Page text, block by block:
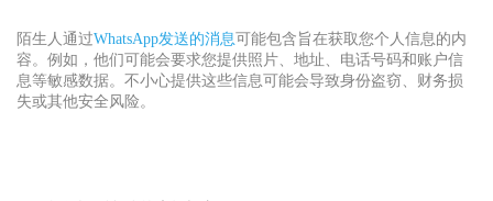
陌生人通过WhatsApp发送的消息可能包含旨在获取您个人信息的内
容。例如，他们可能会要求您提供照片、地址、电话号码和账户信
息等敏感数据。不小心提供这些信息可能会导致身份盗窃、财务损
失或其他安全风险。